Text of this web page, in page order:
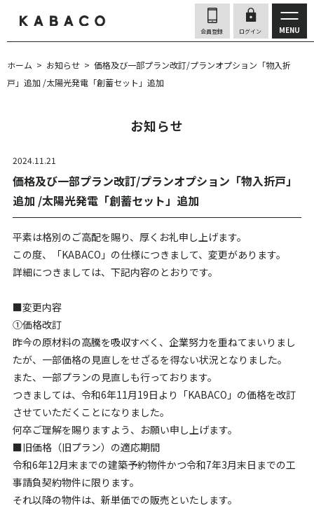
会員登録 ログイン MENU
ホーム お知らせ
価格及び一部プラン改訂/プランオプション「物入折
戸」追加 /太陽光発電「創蓄セット」追加
お知らせ
2024.11.21
価格及び一部プラン改訂/プランオプション「物入折戸」
追加 /太陽光発電「創蓄セット」追加
平素は格別のご高配を賜り、厚くお礼申し上げます。
この度、「KABACO」の仕様につきまして、変更があります。
詳細につきましては、下記内容のとおりです。
■変更内容
①価格改訂
昨今の原材料の高騰を吸収すべく、企業努力を重ねてまいりまし
たが、一部価格の見直しをせざるを得ない状況となりました。
また、一部プランの見直しも行っております。
つきましては、令和6年11月19日より「KABACO」の価格を改訂
させていただくことになりました。
何卒ご理解を賜りますよう、お願い申し上げます。
■旧価格（旧プラン）の適応期間
令和6年12月末までの建築予約物件かつ令和7年3月末日までの工
事請負契約物件に限ります。
それ以降の物件は、新単価での販売といたします。